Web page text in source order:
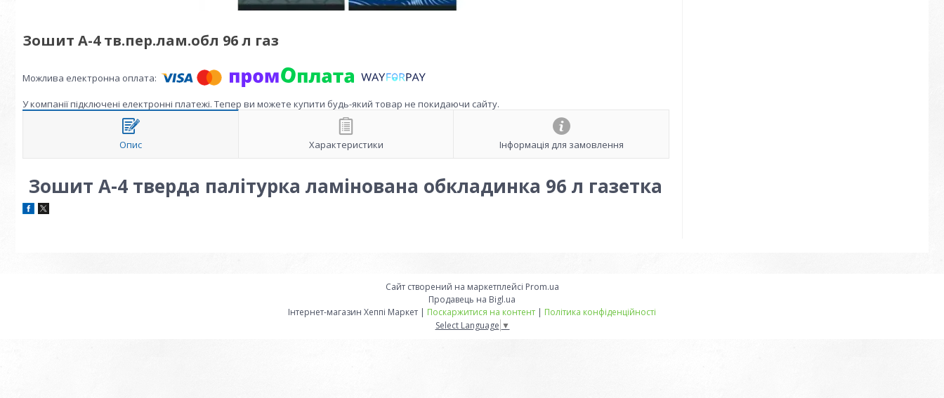
Зошит А-4 тв.пер.лам.обл 96 л газ
У компанії підключені електронні платежі. Тепер ви можете купити будь-який товар не покидаючи сайту.
Опис Характеристики Інформація для замовлення
Зошит А-4 тверда палітурка ламінована обкладинка 96 л газетка
Сайт створений на маркетплейсі Prom.ua
Продавець на Bigl.ua
Інтернет-магазин Хеппі Маркет | Поскаржитися на контент | Політика конфіденційності
Select Language ▼